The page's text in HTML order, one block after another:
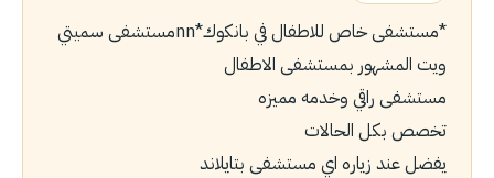
*مستشفى خاص للاطفال في بانكوك*nnمستشفى سميتي
ويت المشهور بمستشفى الاطفال
مستشفى راقي وخدمه مميزه
تخصص بكل الحالات
يفضل عند زياره اي مستشفى بتايلاند